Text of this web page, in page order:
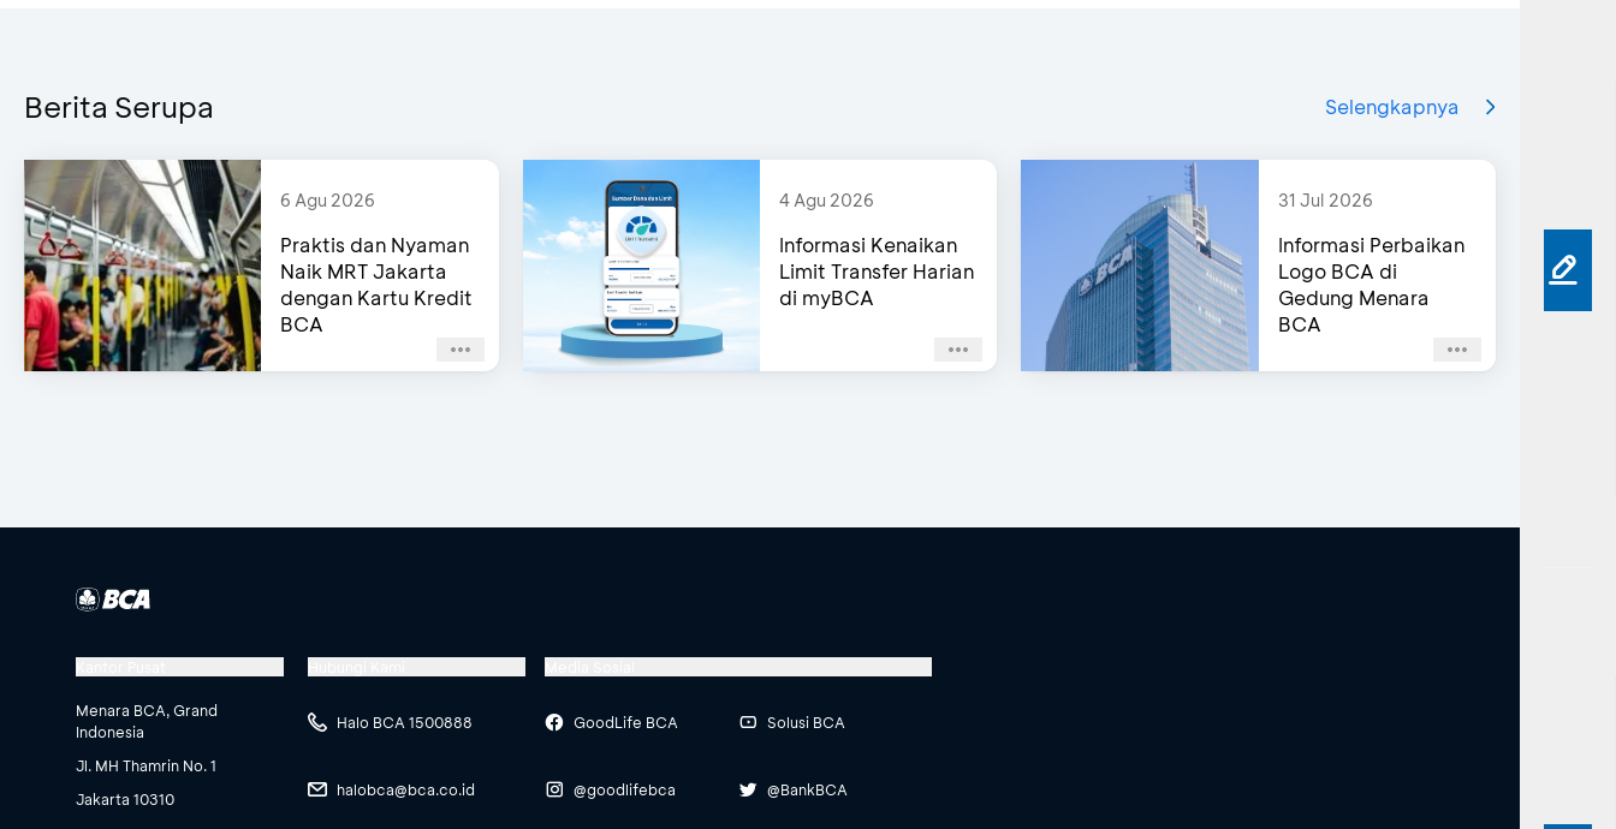
Berita Serupa Selengkapnya
6 Agu 2026
Praktis dan Nyaman
Naik MRT Jakarta
dengan Kartu Kredit
BCA
4 Agu 2026
Informasi Kenaikan
Limit Transfer Harian
di myBCA
31 Jul 2026
Informasi Perbaikan
Logo BCA di
Gedung Menara
BCA
Menara BCA, Grand
Indonesia
Jl. MH Thamrin No. 1
Jakarta 10310
Halo BCA 1500888
halobca@bca.co.id
GoodLife BCA
@goodlifebca
Solusi BCA
@BankBCA